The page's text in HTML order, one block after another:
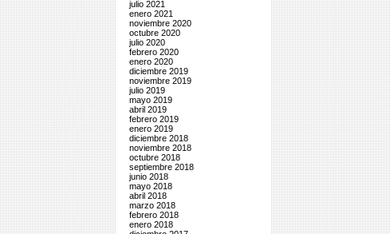
julio 2021
enero 2021
noviembre 2020
octubre 2020
julio 2020
febrero 2020
enero 2020
diciembre 2019
noviembre 2019
julio 2019
mayo 2019
abril 2019
febrero 2019
enero 2019
diciembre 2018
noviembre 2018
octubre 2018
septiembre 2018
junio 2018
mayo 2018
abril 2018
marzo 2018
febrero 2018
enero 2018